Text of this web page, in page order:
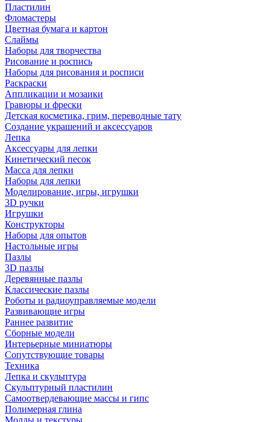
Пластилин
Фломастеры
Цветная бумага и картон
Слаймы
Наборы для творчества
Рисование и роспись
Наборы для рисования и росписи
Раскраски
Аппликации и мозаики
Гравюры и фрески
Детская косметика, грим, переводные тату
Создание украшений и аксессуаров
Лепка
Аксессуары для лепки
Кинетический песок
Масса для лепки
Наборы для лепки
Моделирование, игры, игрушки
3D ручки
Игрушки
Конструкторы
Наборы для опытов
Настольные игры
Пазлы
3D пазлы
Деревянные пазлы
Классические пазлы
Роботы и радиоуправляемые модели
Развивающие игры
Раннее развитие
Сборные модели
Интерьерные миниатюры
Сопутствующие товары
Техника
Лепка и скульптура
Скульптурный пластилин
Самоотвердевающие массы и гипс
Полимерная глина
Молды и текстуры